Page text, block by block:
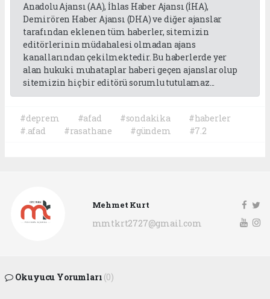
Anadolu Ajansı (AA), İhlas Haber Ajansı (İHA),
Demirören Haber Ajansı (DHA) ve diğer ajanslar
tarafından eklenen tüm haberler, sitemizin
editörlerinin müdahalesi olmadan ajans
kanallarından çekilmektedir. Bu haberlerde yer
alan hukuki muhataplar haberi geçen ajanslar olup
sitemizin hiç bir editörü sorumlu tutulamaz...
#deprem #afad #sondakika
#haberler
#.afad
#rasathane #gündem #7.2
Mehmet Kurt
mmtkrt2727@gmail.com
Okuyucu Yorumları (0)